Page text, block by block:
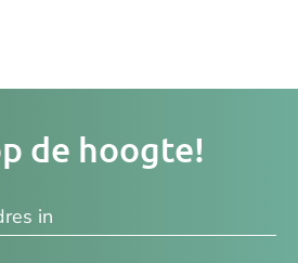
de hoogte!